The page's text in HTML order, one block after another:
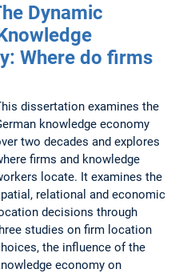
Dynamic
Where do firms
dissertation examines the
knowledge economy
two decades and explores
firms and knowledge
locate. It examines the
relational and economic
decisions through
studies on firm location
the influence of the
economy on